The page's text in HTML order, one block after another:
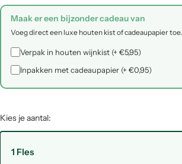
Maak er een bijzonder cadeau van
Voeg direct een luxe houten kist of cadeaupapier toe.
Verpak in houten wijnkist (+ €5,95)
Inpakken met cadeaupapier (+ €0,95)
Kies je aantal:
1 Fles